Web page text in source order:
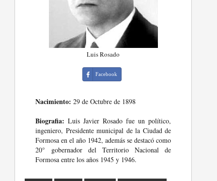
Luis Rosado
Facebook
Nacimiento: 29 de Octubre de 1898
Biografia: Luis Javier Rosado fue un político,
ingeniero, Presidente municipal de la Ciudad de
Formosa en el año 1942, además se destacó como
20° gobernador del Territorio Nacional de
Formosa entre los años 1945 y 1946.